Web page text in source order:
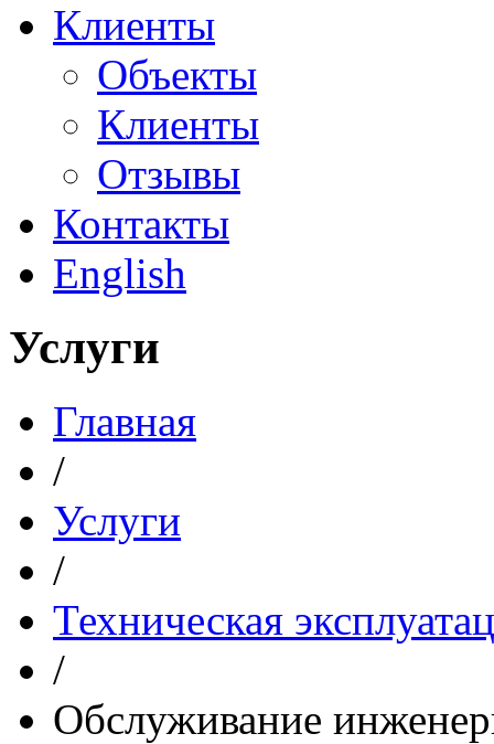
Клиенты
Объекты
Клиенты
Отзывы
Контакты
English
Услуги
Главная
/
Услуги
/
Техническая
/
Обслуживание